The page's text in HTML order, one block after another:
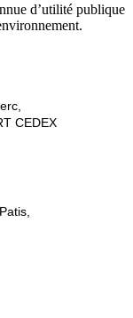
d’utilité publique
CEDEX